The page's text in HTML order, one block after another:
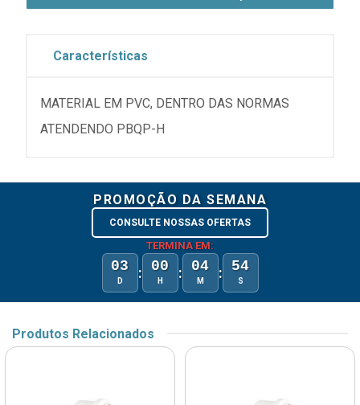
Características
MATERIAL EM PVC, DENTRO DAS NORMAS
ATENDENDO PBQP-H
PROMOÇÃO DA SEMANA
CONSULTE NOSSAS OFERTAS
TERMINA EM:
03
D : 00
H : 04
M : 54
S
Produtos Relacionados